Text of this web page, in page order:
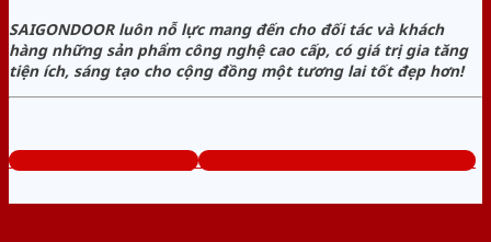
SAIGONDOOR luôn nỗ lực mang đến cho đối tác và khách
hàng những sản phẩm công nghệ cao cấp, có giá trị gia tăng
tiện ích, sáng tạo cho cộng đồng một tương lai tốt đẹp hơn!
www.cuagocomposite.org Tổng đài tư vấn miễn phí: 0824.400.400